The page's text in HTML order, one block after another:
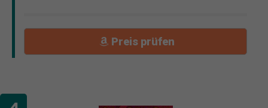
Preis prüfen